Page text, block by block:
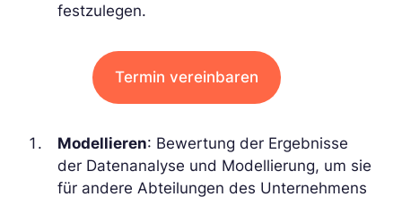
festzulegen.
Termin vereinbaren
Modellieren: Bewertung der Ergebnisse
der Datenanalyse und Modellierung, um sie
für andere Abteilungen des Unternehmens